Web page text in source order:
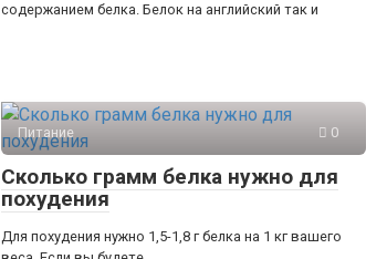
содержанием белка. Белок на английский так и
Питание 0
Сколько грамм белка нужно для
похудения
Для похудения нужно 1,5-1,8 г белка на 1 кг вашего